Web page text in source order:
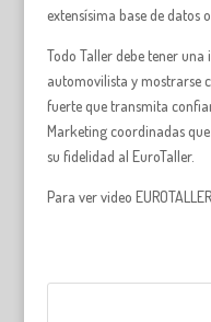
extensísima base de datos
Todo Taller debe tener
automovilista y mostrarse
fuerte que transmita
Marketing coordinadas
su fidelidad al EuroTaller.
Para ver video